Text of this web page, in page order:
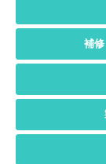
補